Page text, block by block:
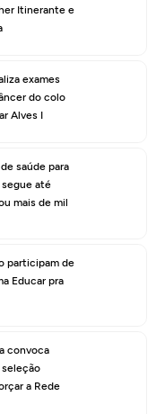
Itinerante e
exames
do colo
Alves I
saúde para
até
mais de mil
participam de
Educar pra
convoca
seleção
a Rede